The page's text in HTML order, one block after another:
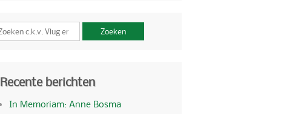
Zoeken
Recente berichten
In Memoriam: Anne Bosma